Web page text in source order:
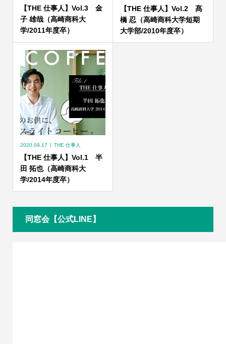
【THE 仕事人】Vol.3 金
子 雄哉（高崎商科大
学/2011年度卒）
【THE 仕事人】Vol.2 髙
橋 忍（高崎商科大学短期
大学部/2010年度卒）
2020.09.17 THE 仕事人
【THE 仕事人】Vol.1 半
田 拓也（高崎商科大
学/2014年度卒）
同窓会【公式LINE】